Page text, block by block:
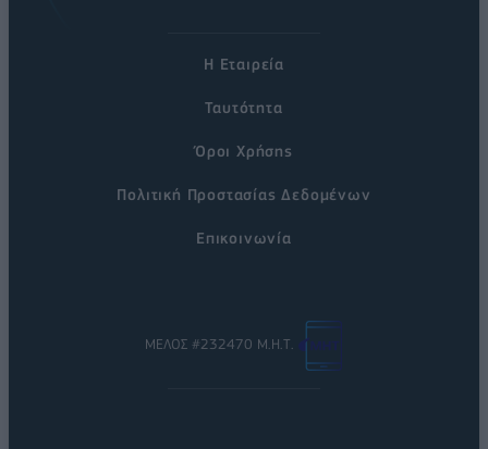
Η Εταιρεία
Ταυτότητα
Όροι Χρήσης
Πολιτική Προστασίας Δεδομένων
Επικοινωνία
ΜΕΛΟΣ #232470 Μ.Η.Τ.